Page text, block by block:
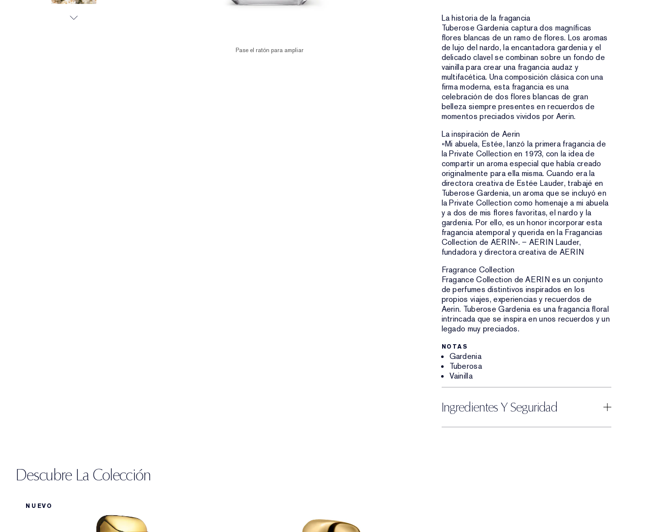
Pase el ratón para ampliar
La historia de la fragancia
Tuberose Gardenia captura dos magníficas
flores blancas de un ramo de flores. Los aromas
de lujo del nardo, la encantadora gardenia y el
delicado clavel se combinan sobre un fondo de
vainilla para crear una fragancia audaz y
multifacética. Una composición clásica con una
firma moderna, esta fragancia es una
celebración de dos flores blancas de gran
belleza siempre presentes en recuerdos de
momentos preciados vividos por Aerin.
La inspiración de Aerin
«Mi abuela, Estée, lanzó la primera fragancia de
la Private Collection en 1973, con la idea de
compartir un aroma especial que había creado
originalmente para ella misma. Cuando era la
directora creativa de Estée Lauder, trabajé en
Tuberose Gardenia, un aroma que se incluyó en
la Private Collection como homenaje a mi abuela
y a dos de mis flores favoritas, el nardo y la
gardenia. Por ello, es un honor incorporar esta
fragancia atemporal y querida en la Fragancias
Collection de AERIN». – AERIN Lauder,
fundadora y directora creativa de AERIN
Fragrance Collection
Fragance Collection de AERIN es un conjunto
de perfumes distintivos inspirados en los
propios viajes, experiencias y recuerdos de
Aerin. Tuberose Gardenia es una fragancia floral
intrincada que se inspira en unos recuerdos y un
legado muy preciados.
NOTAS
Gardenia
Tuberosa
Vainilla
Ingredientes Y Seguridad
Descubre La Colección
NUEVO